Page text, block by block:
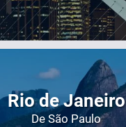
Rio de Janeiro
De São Paulo